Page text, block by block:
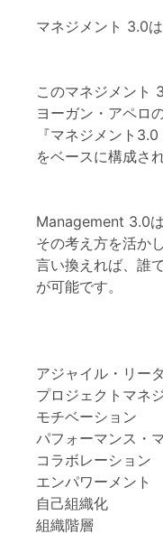
マネジメント 3.0
このマネジメント
ヨーガン・アペロ
『マネジメント
をベースに構成さ
Management 3.0
その考え方を活か
言い換えれば、誰
が可能です。
アジャイル・リー
プロジェクトマネ
モチベーション
パフォーマンス・
コラボレーション
エンパワーメント
自己組織化
組織階層